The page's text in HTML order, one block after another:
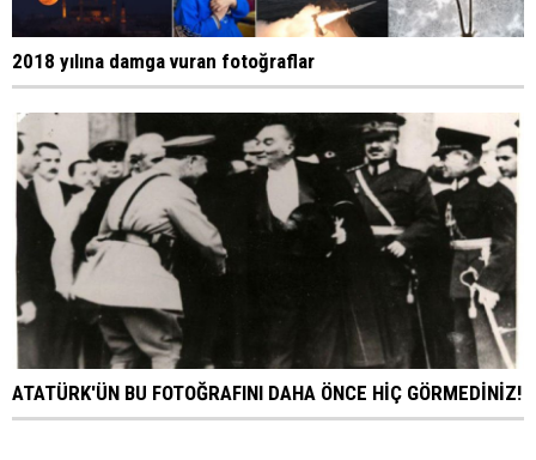
2018 yılına damga vuran fotoğraflar
ATATÜRK'ÜN BU FOTOĞRAFINI DAHA ÖNCE HİÇ GÖRMEDİNİZ!